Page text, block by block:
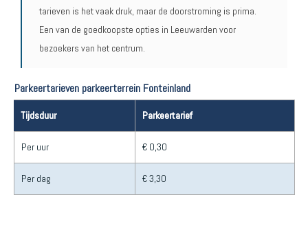
tarieven is het vaak druk, maar de doorstroming is prima.
Een van de goedkoopste opties in Leeuwarden voor
bezoekers van het centrum.
Parkeertarieven parkeerterrein Fonteinland
Tijdsduur Parkeertarief
Per uur € 0,30
Per dag € 3,30